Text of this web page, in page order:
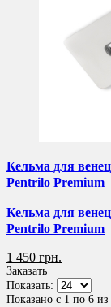
Кельма для
Pentrilo Premium
Кельма для
Pentrilo Premium
1 450 грн.
Заказать
Показать:
Показано с 1 по 6